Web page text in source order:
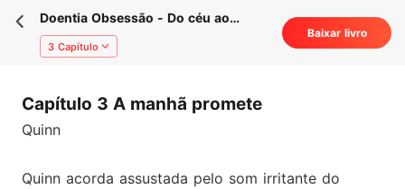
Doentia Obsessão - Do céu ao
inferno em milésimos de segundos.
3 Capítulo
Baixar livro
Capítulo 3 A manhã promete
Quinn
Quinn acorda assustada pelo som irritante do